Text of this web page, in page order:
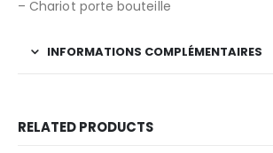
– Chariot porte bouteille
INFORMATIONS COMPLÉMENTAIRES
RELATED PRODUCTS